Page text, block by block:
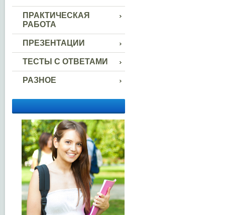
ПРАКТИЧЕСКАЯ
РАБОТА
ПРЕЗЕНТАЦИИ
ТЕСТЫ С ОТВЕТАМИ
РАЗНОЕ